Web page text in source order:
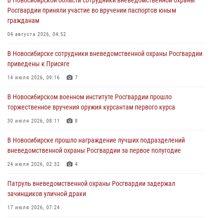
При силовой поддержке бойцов ОМОН и СОБР Росгвардии
пресечена деятельность группы лиц, причастных к мошенничеству
в сфере страхования
В Новосибирске сотрудниками вневедомственной охраны
Росгвардии задержан гражданин, находящийся в розыске
В Новосибирске военнослужащие отряда спецназа «Ермак»
Росгвардии провели занятия по беспарашютному десантированию
В Новосибирске военнослужащие Росгвардии почтили память детей
– жертв войны в Донбассе
Росгвардии приняли участие во вручении паспортов юным
гражданам
04 августа 2026, 04:52
В Новосибирске сотрудники вневедомственной охраны Росгвардии
приведены к Присяге
14 июля 2026, 09:16 7
В Новосибирском военном институте Росгвардии прошло
торжественное вручения оружия курсантам первого курса
30 июля 2026, 08:11 8
В Новосибирске прошло награждение лучших подразделений
вневедомственной охраны Росгвардии за первое полугодие
24 июля 2026, 02:32 4
Патруль вневедомственной охраны Росгвардии задержал
зачинщиков уличной драки
17 июля 2026, 07:24